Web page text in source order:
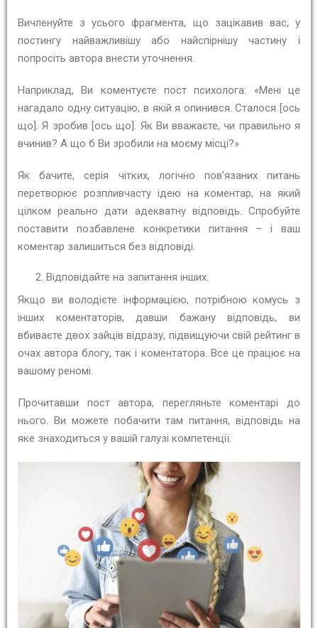
Вичленуйте з усього фрагмента, що зацікавив вас, у
постингу найважливішу або найспірнішу частину і
попросіть автора внести уточнення.
Наприклад, Ви коментуєте пост психолога: «Мені це
нагадало одну ситуацію, в якій я опинився. Сталося [ось
що]. Я зробив [ось що]. Як Ви вважаєте, чи правильно я
вчинив? А що б Ви зробили на моєму місці?»
Як бачите, серія чітких, логічно пов’язаних питань
перетворює розпливчасту ідею на коментар, на який
цілком реально дати адекватну відповідь. Спробуйте
поставити позбавлене конкретики питання – і ваш
коментар залишиться без відповіді.
Відповідайте на запитання інших.
Якщо ви володієте інформацією, потрібною комусь з
інших коментаторів, давши бажану відповідь, ви
вбиваєте двох зайців відразу, підвищуючи свій рейтинг в
очах автора блогу, так і коментатора. Все це працює на
вашому реномі.
Прочитавши пост автора, перегляньте коментарі до
нього. Ви можете побачити там питання, відповідь на
яке знаходиться у вашій галузі компетенції.